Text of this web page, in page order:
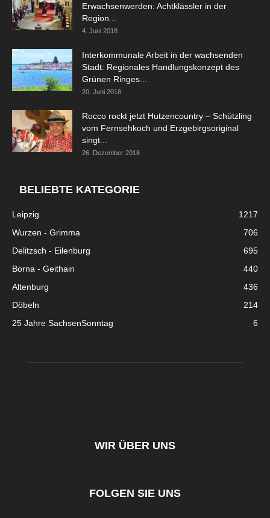
Erwachsenwerden: Achtklässler in der
Region...
4. Juni 2018
Interkommunale Arbeit in der wachsenden
Stadt: Regionales Handlungskonzept des
Grünen Ringes...
20. Juni 2018
Rocco rockt jetzt Hutzencountry – Schützling
vom Fernsehkoch und Erzgebirgsoriginal
singt...
26. Dezember 2018
BELIEBTE KATEGORIE
Leipzig
1217
Wurzen - Grimma
706
Delitzsch - Eilenburg
695
Borna - Geithain
440
Altenburg
436
Döbeln
214
25 Jahre SachsenSonntag
6
WIR ÜBER UNS
FOLGEN SIE UNS